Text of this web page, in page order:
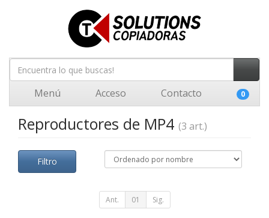
Menú Acceso Contacto 0
Reproductores de MP4 (3 art.)
Filtro
Ant. 01 Sig.